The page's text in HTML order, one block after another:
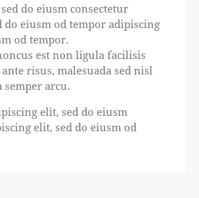
do eiusm consectetur
do eiusm od tempor adipiscing
od tempor.
est non ligula facilisis
risus, malesuada sed nisl
semper arcu.
elit, sed do eiusm
elit, sed do eiusm od